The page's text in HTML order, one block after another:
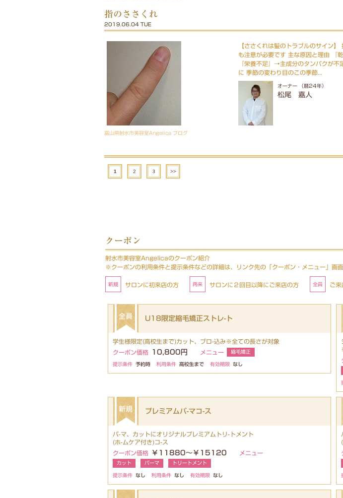
指のささくれ
2019.06.04 TUE
【ささくれは髪のトラブルのサイン
も注意が必要です 主な原因と理由 『
『栄養不足』→主成分のタンパクが
に 季節の変わり目のこの季節...
オーナー （暦24年）
松尾 嘉人
富山県射水市美容室Angelica ブログ
1 2 3 >>
クーポン
射水市美容室Angelicaのクーポン紹介
※クーポンの利用条件と提示条件などの詳細は、リンク先の「クーポン・メニュー」画面
サロンに初来店の方 サロンに２回目以降にご来店の方 ご来
U18限定縮毛矯正ストレ-ト
学生様限定(高校生まで)カット、ブロ-込み※全ての長さが対象
クーポン価格
10,800円 メニュー 縮毛矯正
提示条件 予約時 利用条件 高校生まで 有効期限 なし
プレミアムパ-マコ-ス
パ-マ、カットにオリジナルプレミアムトリ-トメント
(ホ-ムケア付き)コ-ス
クーポン価格
￥11880～￥15120 メニュー
カット パーマ トリートメント
提示条件 なし 利用条件 なし 有効期限 なし